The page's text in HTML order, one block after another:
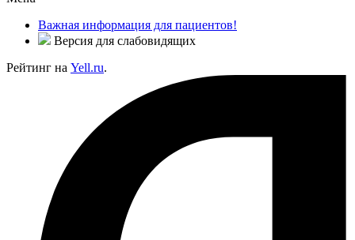
Важная информация для пациентов!
Версия для слабовидящих
Рейтинг на Yell.ru.